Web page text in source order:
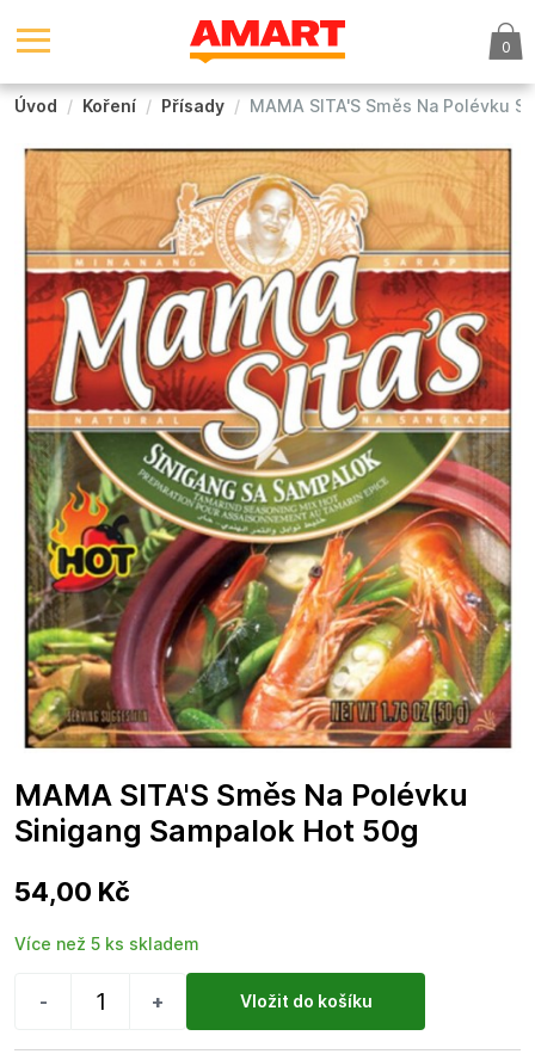
Úvod Koření Přísady MAMA SITA'S Směs Na Polévku
MAMA SITA'S Směs Na Polévku
Sinigang Sampalok Hot 50g
54,00 Kč
Více než 5 ks skladem
- +
0